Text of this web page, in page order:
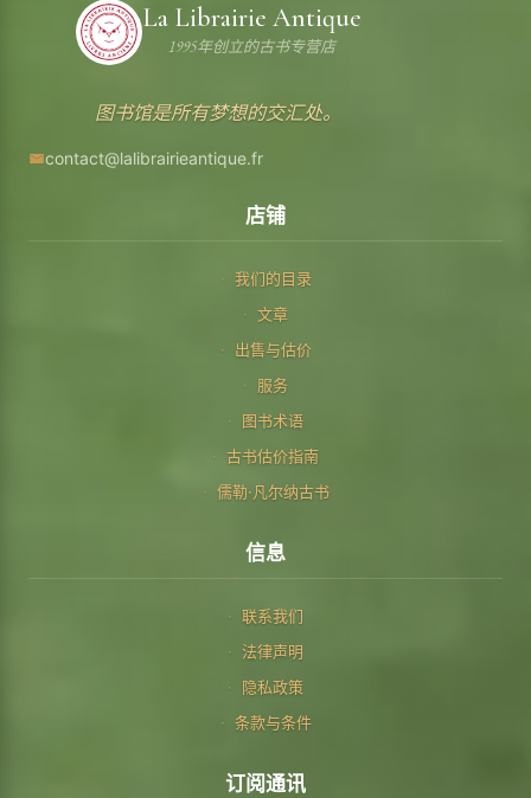
La Librairie Antique
1995年创立的古书专营店
图书馆是所有梦想的交汇处。
contact@lalibrairieantique.fr
店铺
我们的目录
文章
出售与估价
服务
图书术语
古书估价指南
儒勒·凡尔纳古书
信息
联系我们
法律声明
隐私政策
条款与条件
订阅通讯